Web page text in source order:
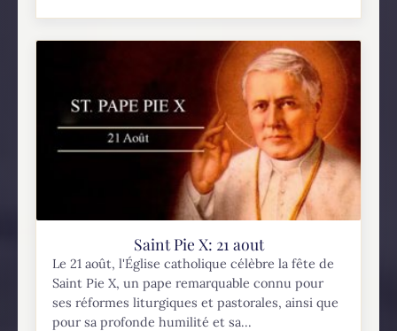
Saint Pie X: 21 aout
Le 21 août, l'Église catholique célèbre la fête de
Saint Pie X, un pape remarquable connu pour
ses réformes liturgiques et pastorales, ainsi que
pour sa profonde humilité et sa...